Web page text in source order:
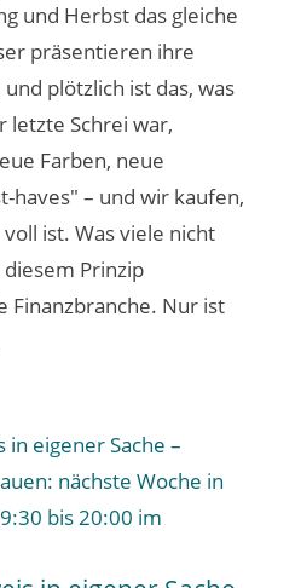
und Herbst das gleiche
präsentieren ihre
plötzlich ist das, was
letzte Schrei war,
Farben, neue
haves" – und wir kaufen,
ist. Was viele nicht
Prinzip
Finanzbranche. Nur ist